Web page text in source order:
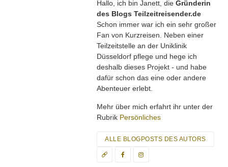
Hallo, ich bin Janett, die Gründerin
des Blogs Teilzeitreisender.de
Schon immer war ich ein sehr großer
Fan von Kurzreisen. Neben einer
Teilzeitstelle an der Uniklinik
Düsseldorf pflege und hege ich
deshalb dieses Projekt - und habe
dafür schon das eine oder andere
Abenteuer erlebt.
Mehr über mich erfahrt ihr unter der
Rubrik Persönliches
ALLE BLOGPOSTS DES AUTORS